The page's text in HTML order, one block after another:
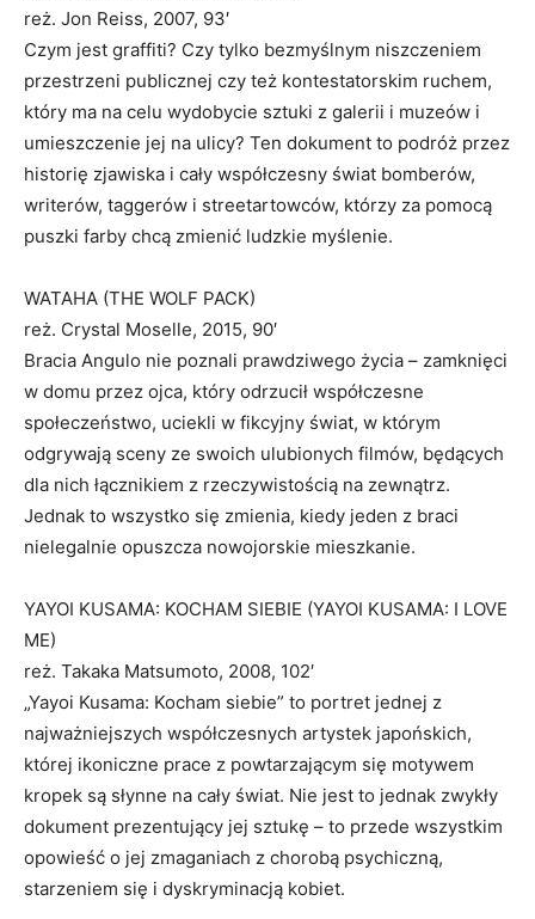
reż. Jon Reiss, 2007, 93′
Czym jest graffiti? Czy tylko bezmyślnym niszczeniem
przestrzeni publicznej czy też kontestatorskim ruchem,
który ma na celu wydobycie sztuki z galerii i muzeów i
umieszczenie jej na ulicy? Ten dokument to podróż przez
historię zjawiska i cały współczesny świat bomberów,
writerów, taggerów i streetartowców, którzy za pomocą
puszki farby chcą zmienić ludzkie myślenie.
WATAHA (THE WOLF PACK)
reż. Crystal Moselle, 2015, 90′
Bracia Angulo nie poznali prawdziwego życia – zamknięci
w domu przez ojca, który odrzucił współczesne
społeczeństwo, uciekli w fikcyjny świat, w którym
odgrywają sceny ze swoich ulubionych filmów, będących
dla nich łącznikiem z rzeczywistością na zewnątrz.
Jednak to wszystko się zmienia, kiedy jeden z braci
nielegalnie opuszcza nowojorskie mieszkanie.
YAYOI KUSAMA: KOCHAM SIEBIE (YAYOI KUSAMA: I LOVE
ME)
reż. Takaka Matsumoto, 2008, 102′
„Yayoi Kusama: Kocham siebie” to portret jednej z
najważniejszych współczesnych artystek japońskich,
której ikoniczne prace z powtarzającym się motywem
kropek są słynne na cały świat. Nie jest to jednak zwykły
dokument prezentujący jej sztukę – to przede wszystkim
opowieść o jej zmaganiach z chorobą psychiczną,
starzeniem się i dyskryminacją kobiet.